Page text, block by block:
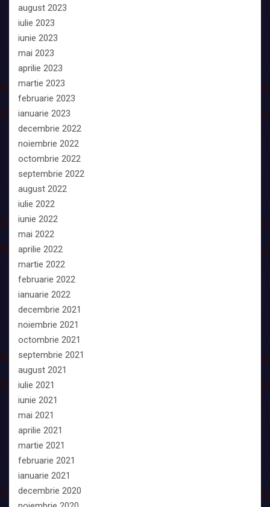
august 2023
iulie 2023
iunie 2023
mai 2023
aprilie 2023
martie 2023
februarie 2023
ianuarie 2023
decembrie 2022
noiembrie 2022
octombrie 2022
septembrie 2022
august 2022
iulie 2022
iunie 2022
mai 2022
aprilie 2022
martie 2022
februarie 2022
ianuarie 2022
decembrie 2021
noiembrie 2021
octombrie 2021
septembrie 2021
august 2021
iulie 2021
iunie 2021
mai 2021
aprilie 2021
martie 2021
februarie 2021
ianuarie 2021
decembrie 2020